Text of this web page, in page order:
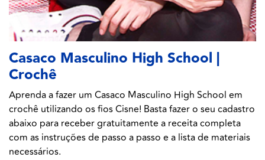
Casaco Masculino High School |
Crochê
Aprenda a fazer um Casaco Masculino High School em
crochê utilizando os fios Cisne! Basta fazer o seu cadastro
abaixo para receber gratuitamente a receita completa
com as instruções de passo a passo e a lista de materiais
necessários.